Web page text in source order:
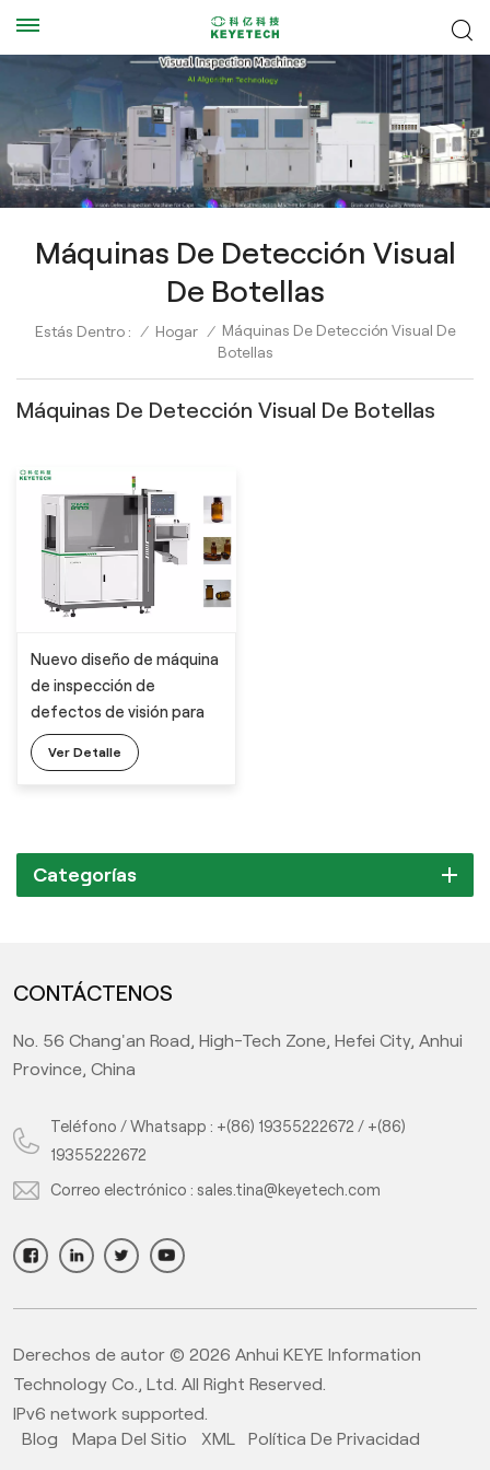
Máquinas De Detección Visual
De Botellas
Estás Dentro : / Hogar / Máquinas De Detección Visual De
Botellas
Máquinas De Detección Visual De Botellas
Nuevo diseño de máquina
de inspección de
defectos de visión para
viales farmacéuticos
Ver Detalle
Categorías
CONTÁCTENOS
No. 56 Chang'an Road, High-Tech Zone, Hefei City, Anhui
Province, China
Teléfono / Whatsapp : +(86) 19355222672 / +(86)
19355222672
Correo electrónico :sales.tina@keyetech.com
Derechos de autor © 2026 Anhui KEYE Information
Technology Co., Ltd. All Right Reserved.
IPv6 network supported.
Blog
Mapa Del Sitio XML Política De Privacidad